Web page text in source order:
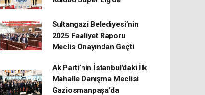
Sultangazi Belediyesi’nin
2025 Faaliyet Raporu
Meclis Onayından Geçti
Ak Parti’nin İstanbul’daki İlk
Mahalle Danışma Meclisi
Gaziosmanpaşa’da